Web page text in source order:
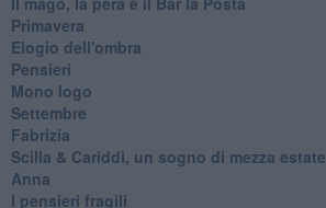
Primavera
Elogio dell'ombra
Pensieri
Mono logo
Settembre
Fabrizia
​Scilla & Cariddi, un sogno di mezza estate
Anna
I pensieri fragili